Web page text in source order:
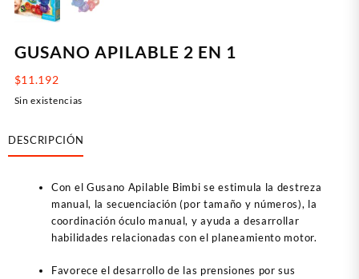
GUSANO APILABLE 2 EN 1
$11.192
Sin existencias
DESCRIPCIÓN
Con el Gusano Apilable Bimbi se estimula la destreza
manual, la secuenciación (por tamaño y números), la
coordinación óculo manual, y ayuda a desarrollar
habilidades relacionadas con el planeamiento motor.
Favorece el desarrollo de las prensiones por sus